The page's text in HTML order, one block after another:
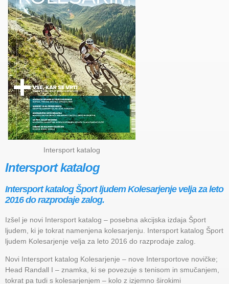
Intersport katalog
Intersport katalog
Intersport katalog Šport ljudem Kolesarjenje velja za leto
2016 do razprodaje zalog.
Izšel je novi Intersport katalog – posebna akcijska izdaja Šport
ljudem, ki je tokrat namenjena kolesarjenju. Intersport katalog Šport
ljudem Kolesarjenje velja za leto 2016 do razprodaje zalog.
Novi Intersport katalog Kolesarjenje – nove Intersportove novičke;
Head Randall I – znamka, ki se povezuje s tenisom in smučanjem,
tokrat pa tudi s kolesarjenjem – kolo z izjemno širokimi